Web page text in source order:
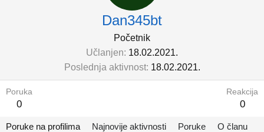
Dan345bt
Početnik
Učlanjen 18.02.2021.
Poslednja aktivnost 18.02.2021.
Poruka
0
Reakcija
0
Poruke na profilima Najnovije aktivnosti Poruke O članu